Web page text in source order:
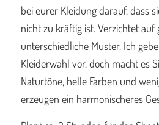
bei eurer Kleidung darauf, dass
nicht zu kräftig ist. Verzichtet
unterschiedliche Muster. Ich
Kleiderwahl vor, doch macht es
Naturtöne, helle Farben und
erzeugen ein harmonischeres